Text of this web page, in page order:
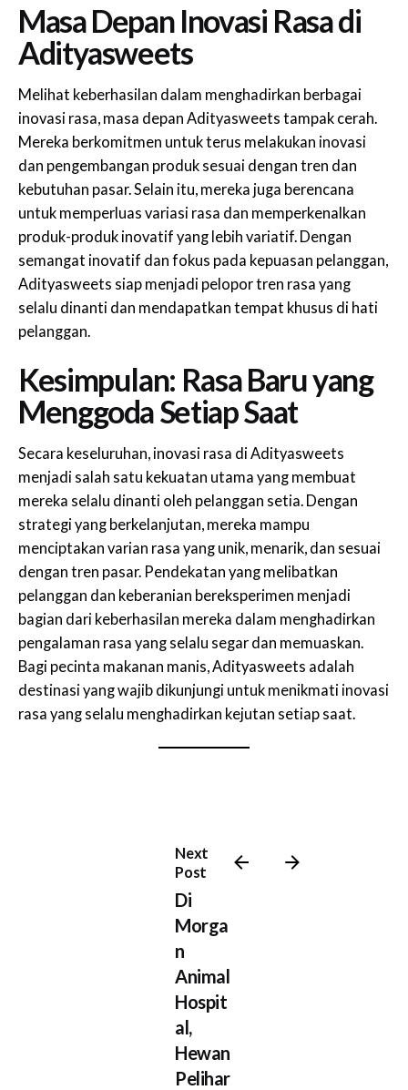
Masa Depan Inovasi Rasa di
Adityasweets
Melihat keberhasilan dalam menghadirkan berbagai
inovasi rasa, masa depan Adityasweets tampak cerah.
Mereka berkomitmen untuk terus melakukan inovasi
dan pengembangan produk sesuai dengan tren dan
kebutuhan pasar. Selain itu, mereka juga berencana
untuk memperluas variasi rasa dan memperkenalkan
produk-produk inovatif yang lebih variatif. Dengan
semangat inovatif dan fokus pada kepuasan pelanggan,
Adityasweets siap menjadi pelopor tren rasa yang
selalu dinanti dan mendapatkan tempat khusus di hati
pelanggan.
Kesimpulan: Rasa Baru yang
Menggoda Setiap Saat
Secara keseluruhan, inovasi rasa di Adityasweets
menjadi salah satu kekuatan utama yang membuat
mereka selalu dinanti oleh pelanggan setia. Dengan
strategi yang berkelanjutan, mereka mampu
menciptakan varian rasa yang unik, menarik, dan sesuai
dengan tren pasar. Pendekatan yang melibatkan
pelanggan dan keberanian bereksperimen menjadi
bagian dari keberhasilan mereka dalam menghadirkan
pengalaman rasa yang selalu segar dan memuaskan.
Bagi pecinta makanan manis, Adityasweets adalah
destinasi yang wajib dikunjungi untuk menikmati inovasi
rasa yang selalu menghadirkan kejutan setiap saat.
Next
Post
Di
Morga
n
Animal
Hospit
al,
Hewan
Pelihar